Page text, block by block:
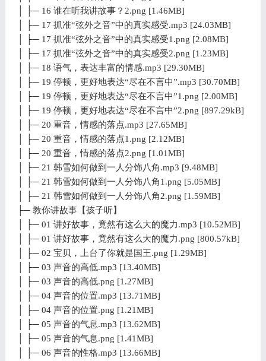
│ ├─ 16 谁在听我讲故事？2.png [1.46MB]
│ ├─ 17 抓准“弦外之音”中的真实感受.mp3 [24.03MB]
│ ├─ 17 抓准“弦外之音”中的真实感受1.png [2.08MB]
│ ├─ 17 抓准“弦外之音”中的真实感受2.png [1.23MB]
│ ├─ 18 语气，表达丰富的情感.mp3 [29.30MB]
│ ├─ 19 停顿，更好地表达“尽在不言中”.mp3 [30.70MB]
│ ├─ 19 停顿，更好地表达“尽在不言中”1.png [2.00MB]
│ ├─ 19 停顿，更好地表达“尽在不言中”2.png [897.29kB]
│ ├─ 20 重音，情感的落点.mp3 [27.65MB]
│ ├─ 20 重音，情感的落点1.png [2.12MB]
│ ├─ 20 重音，情感的落点2.png [1.01MB]
│ ├─ 21 韩雪如何做到一人分饰八角.mp3 [9.48MB]
│ ├─ 21 韩雪如何做到一人分饰八角1.png [5.05MB]
│ ├─ 21 韩雪如何做到一人分饰八角2.png [1.59MB]
├─ 教你讲故事【孩子听】
│ ├─ 01 讲好故事，竟然有这么大的魔力.mp3 [10.52MB]
│ ├─ 01 讲好故事，竟然有这么大的魔力.png [800.57kB]
│ ├─ 02 宝贝，上台了你就是国王.png [1.29MB]
│ ├─ 03 声音的高低.mp3 [13.40MB]
│ ├─ 03 声音的高低.png [1.27MB]
│ ├─ 04 声音的位置.mp3 [13.71MB]
│ ├─ 04 声音的位置.png [1.21MB]
│ ├─ 05 声音的气息.mp3 [13.62MB]
│ ├─ 05 声音的气息.png [1.41MB]
│ ├─ 06 声音的性格.mp3 [13.66MB]